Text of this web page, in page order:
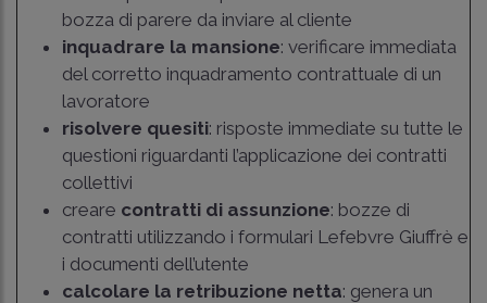
bozza di parere da inviare al cliente
inquadrare la mansione: verificare immediata
del corretto inquadramento contrattuale di un
lavoratore
risolvere quesiti: risposte immediate su tutte le
questioni riguardanti l’applicazione dei contratti
collettivi
creare contratti di assunzione: bozze di
contratti utilizzando i formulari Lefebvre Giuffrè e
i documenti dell’utente
calcolare la retribuzione netta: genera un